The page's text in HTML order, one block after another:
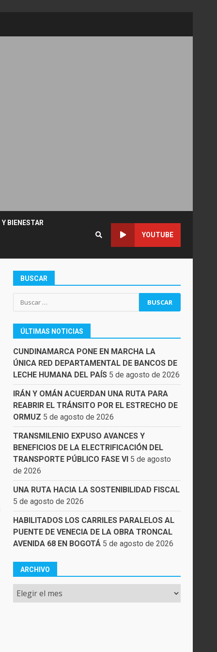
BIENESTAR
YOUTUBE
BUSCAR
Buscar:
ÚLTIMAS NOTICIAS
CUNDINAMARCA PONE EN MARCHA LA
ÚNICA RED DEPARTAMENTAL DE BANCOS DE
LECHE HUMANA DEL PAÍS 5 de agosto de 2026
IRÁN Y OMÁN ACUERDAN UNA RUTA PARA
REABRIR EL TRÁNSITO POR EL ESTRECHO DE
ORMUZ 5 de agosto de 2026
TRANSMILENIO EXPUSO AVANCES Y
BENEFICIOS DE LA ELECTRIFICACIÓN DEL
TRANSPORTE PÚBLICO FASE VI 5 de agosto
de 2026
UNA RUTA HACIA LA SOSTENIBILIDAD FISCAL
5 de agosto de 2026
HABILITADOS LOS CARRILES PARALELOS AL
PUENTE DE VENECIA DE LA OBRA TRONCAL
AVENIDA 68 EN BOGOTÁ 5 de agosto de 2026
ARCHIVO
Archivo